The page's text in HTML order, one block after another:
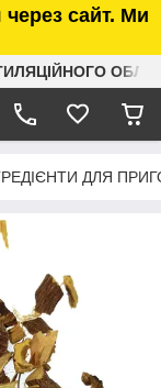
сайт. Ми
ДЛЯ